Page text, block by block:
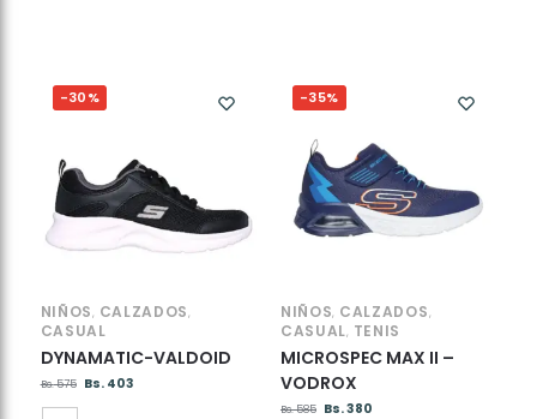
-30%
NIÑOS, CALZADOS,
CASUAL
DYNAMATIC-VALDOID
Bs.575 Bs. 403
-35%
NIÑOS, CALZADOS,
CASUAL, TENIS
MICROSPEC MAX II –
VODROX
Bs.585 Bs.380